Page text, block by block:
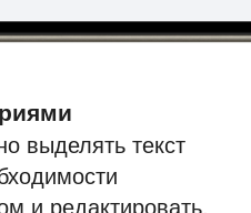
выделять текст
и редактировать.